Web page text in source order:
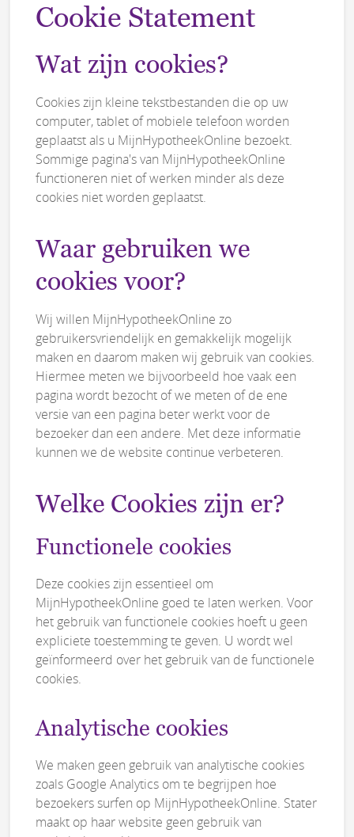
Cookie Statement
Wat zijn cookies?
Cookies zijn kleine tekstbestanden die op uw
computer, tablet of mobiele telefoon worden
geplaatst als u MijnHypotheekOnline bezoekt.
Sommige pagina's van MijnHypotheekOnline
functioneren niet of werken minder als deze
cookies niet worden geplaatst.
Waar gebruiken we
cookies voor?
Wij willen MijnHypotheekOnline zo
gebruikersvriendelijk en gemakkelijk mogelijk
maken en daarom maken wij gebruik van cookies.
Hiermee meten we bijvoorbeeld hoe vaak een
pagina wordt bezocht of we meten of de ene
versie van een pagina beter werkt voor de
bezoeker dan een andere. Met deze informatie
kunnen we de website continue verbeteren.
Welke Cookies zijn er?
Functionele cookies
Deze cookies zijn essentieel om
MijnHypotheekOnline goed te laten werken. Voor
het gebruik van functionele cookies hoeft u geen
expliciete toestemming te geven. U wordt wel
geïnformeerd over het gebruik van de functionele
cookies.
Analytische cookies
We maken geen gebruik van analytische cookies
zoals Google Analytics om te begrijpen hoe
bezoekers surfen op MijnHypotheekOnline. Stater
maakt op haar website geen gebruik van